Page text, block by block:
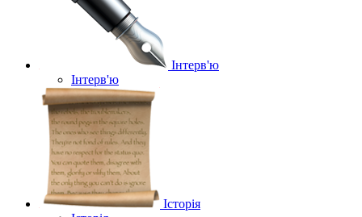
Інтерв'ю
Інтерв'ю
Історія